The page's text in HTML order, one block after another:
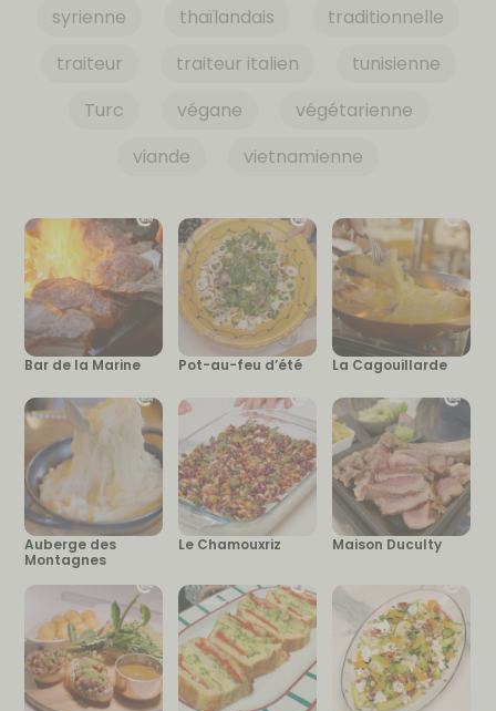
syrienne
thaïlandais
traditionnelle
traiteur
traiteur italien
tunisienne
Turc
végane
végétarienne
viande
vietnamienne
Bar de la Marine Pot-au-feu d’été La Cagouillarde
Auberge des
Montagnes
Le Chamouxriz Maison Duculty